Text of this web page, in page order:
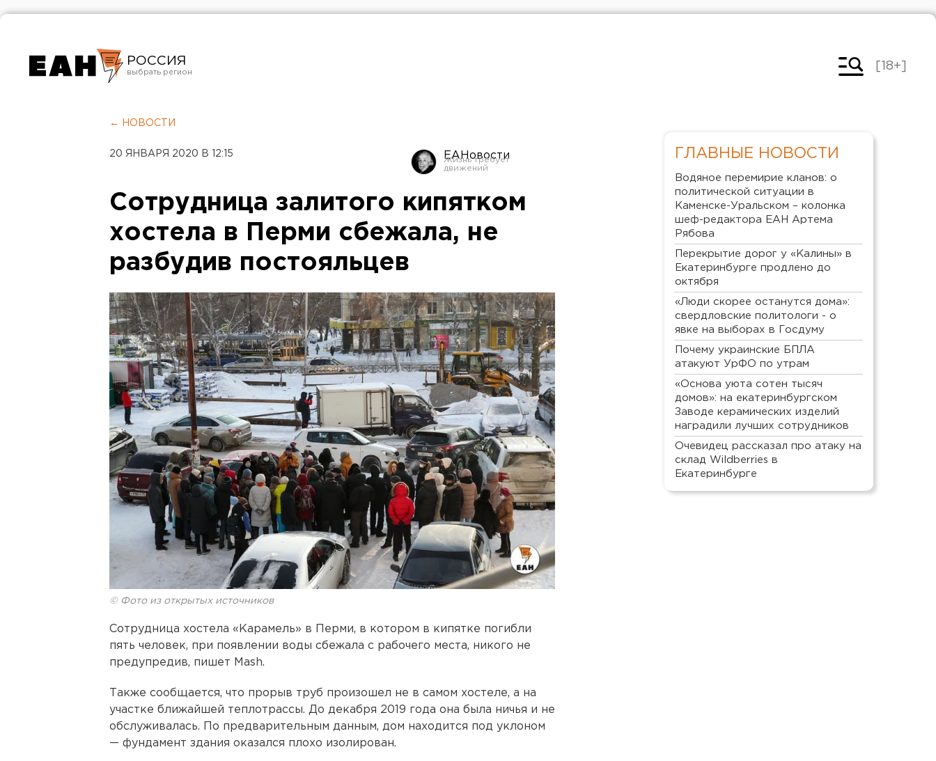
РОССИЯ
Челябинск
[18+]
← НОВОСТИ
20 ЯНВАРЯ 2020 В 12:15 ЕАНовости
Сотрудница залитого кипятком
хостела в Перми сбежала, не
разбудив постояльцев
© Фото из открытых источников
Сотрудница хостела «Карамель» в Перми, в котором в кипятке погибли
пять человек, при появлении воды сбежала с рабочего места, никого не
предупредив, пишет Mash.
Также сообщается, что прорыв труб произошел не в самом хостеле, а на
участке ближайшей теплотрассы. До декабря 2019 года она была ничья и не
обслуживалась. По предварительным данным, дом находится под уклоном
— фундамент здания оказался плохо изолирован.
ГЛАВНЫЕ НОВОСТИ
Водяное перемирие кланов: о
политической ситуации в
Каменске-Уральском – колонка
шеф-редактора ЕАН Артема
Рябова
Перекрытие дорог у «Калины» в
Екатеринбурге продлено до
октября
«Люди скорее останутся дома»:
свердловские политологи - о
явке на выборах в Госдуму
Почему украинские БПЛА
атакуют УрФО по утрам
«Основа уюта сотен тысяч
домов»: на екатеринбургском
Заводе керамических изделий
наградили лучших сотрудников
Очевидец рассказал про атаку на
склад Wildberries в
Екатеринбурге